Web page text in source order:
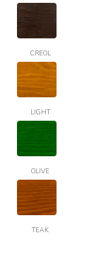
CREOL
LIGHT
OLIVE
TEAK